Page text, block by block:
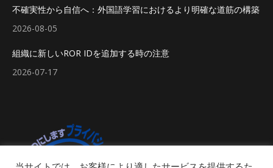
不確実性から自信へ：外国語学習におけるより明確な道筋の構築
2026-08-05
組織に新しいROR IDを追加する時の注意
2026-07-17